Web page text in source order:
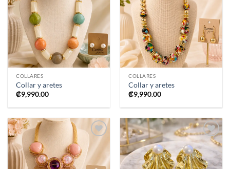
Añadir
a la
lista de
deseos
COLLARES
Collar y aretes
₡9,990.00
lista de
deseos
COLLARES
Collar y aretes
₡9,990.00
Añadir
a la
lista de
deseos
Añadir
lista de
deseos